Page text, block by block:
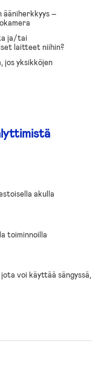
ääniherkkyys –
ja/tai
laitteet niihin?
jos yksikköjen
akulla
toiminnoilla
voi käyttää sängyssä,